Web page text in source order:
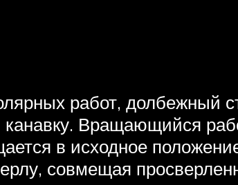
работ, долбежный
канавку. Вращающийся
в исходное
совмещая